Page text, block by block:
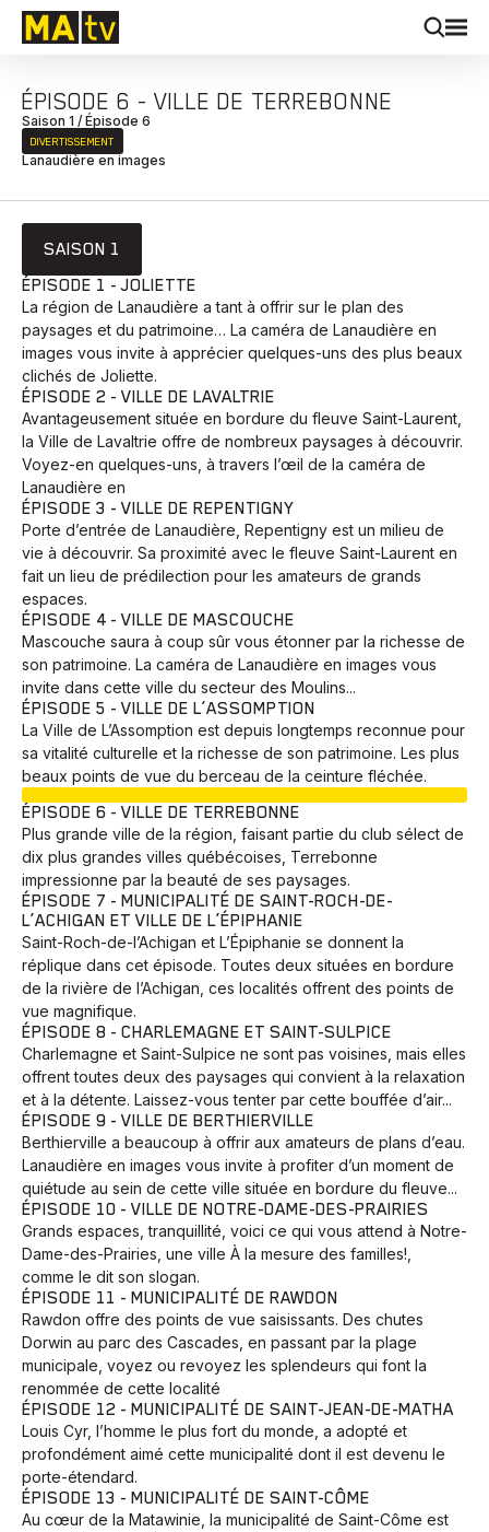
ÉPISODE 6 - VILLE DE TERREBONNE
Saison 1 / Épisode 6
DIVERTISSEMENT
Lanaudière en images
SAISON 1
ÉPISODE 1 - JOLIETTE
La région de Lanaudière a tant à offrir sur le plan des
paysages et du patrimoine… La caméra de Lanaudière en
images vous invite à apprécier quelques-uns des plus beaux
clichés de Joliette.
ÉPISODE 2 - VILLE DE LAVALTRIE
Avantageusement située en bordure du fleuve Saint-Laurent,
la Ville de Lavaltrie offre de nombreux paysages à découvrir.
Voyez-en quelques-uns, à travers l’œil de la caméra de
Lanaudière en
ÉPISODE 3 - VILLE DE REPENTIGNY
Porte d’entrée de Lanaudière, Repentigny est un milieu de
vie à découvrir. Sa proximité avec le fleuve Saint-Laurent en
fait un lieu de prédilection pour les amateurs de grands
espaces.
ÉPISODE 4 - VILLE DE MASCOUCHE
Mascouche saura à coup sûr vous étonner par la richesse de
son patrimoine. La caméra de Lanaudière en images vous
invite dans cette ville du secteur des Moulins...
ÉPISODE 5 - VILLE DE L’ASSOMPTION
La Ville de L’Assomption est depuis longtemps reconnue pour
sa vitalité culturelle et la richesse de son patrimoine. Les plus
beaux points de vue du berceau de la ceinture fléchée.
ÉPISODE 6 - VILLE DE TERREBONNE
Plus grande ville de la région, faisant partie du club sélect de
dix plus grandes villes québécoises, Terrebonne
impressionne par la beauté de ses paysages.
ÉPISODE 7 - MUNICIPALITÉ DE SAINT-ROCH-DE-
L’ACHIGAN ET VILLE DE L’ÉPIPHANIE
Saint-Roch-de-l’Achigan et L’Épiphanie se donnent la
réplique dans cet épisode. Toutes deux situées en bordure
de la rivière de l’Achigan, ces localités offrent des points de
vue magnifique.
ÉPISODE 8 - CHARLEMAGNE ET SAINT-SULPICE
Charlemagne et Saint-Sulpice ne sont pas voisines, mais elles
offrent toutes deux des paysages qui convient à la relaxation
et à la détente. Laissez-vous tenter par cette bouffée d’air...
ÉPISODE 9 - VILLE DE BERTHIERVILLE
Berthierville a beaucoup à offrir aux amateurs de plans d’eau.
Lanaudière en images vous invite à profiter d’un moment de
quiétude au sein de cette ville située en bordure du fleuve...
ÉPISODE 10 - VILLE DE NOTRE-DAME-DES-PRAIRIES
Grands espaces, tranquillité, voici ce qui vous attend à Notre-
Dame-des-Prairies, une ville À la mesure des familles!,
comme le dit son slogan.
ÉPISODE 11 - MUNICIPALITÉ DE RAWDON
Rawdon offre des points de vue saisissants. Des chutes
Dorwin au parc des Cascades, en passant par la plage
municipale, voyez ou revoyez les splendeurs qui font la
renommée de cette localité
ÉPISODE 12 - MUNICIPALITÉ DE SAINT-JEAN-DE-MATHA
Louis Cyr, l’homme le plus fort du monde, a adopté et
profondément aimé cette municipalité dont il est devenu le
porte-étendard.
ÉPISODE 13 - MUNICIPALITÉ DE SAINT-CÔME
Au cœur de la Matawinie, la municipalité de Saint-Côme est